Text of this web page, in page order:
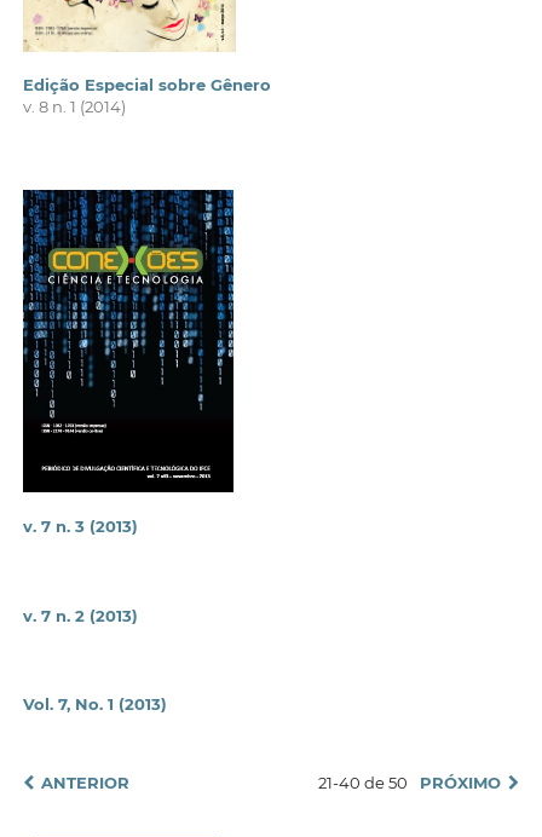
Edição Especial sobre Gênero
v. 8 n. 1 (2014)
v. 7 n. 3 (2013)
v. 7 n. 2 (2013)
Vol. 7, No. 1 (2013)
ANTERIOR 21-40 de 50 PRÓXIMO